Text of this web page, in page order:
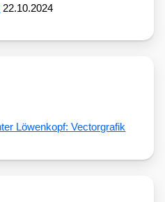
22.10.2024